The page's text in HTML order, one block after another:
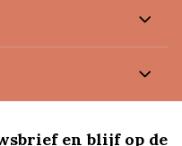
en blijf op de